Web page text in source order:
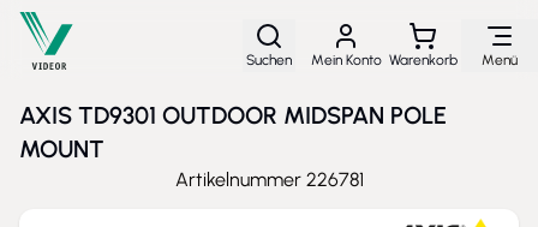
Direkt zum Inhalt
Suchen Mein Konto Warenkorb Menü
AXIS TD9301 OUTDOOR MIDSPAN POLE
MOUNT
Artikelnummer 226781